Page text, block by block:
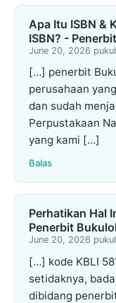
Apa Itu ISBN &
ISBN? -
June 20, 2026
[…] penerbit
perusahaan
dan sudah
Perpustakaan
yang kami […]
Balas
Perhatikan Hal
Penerbit
June 20, 2026
[…] kode KBLI
setidaknya,
dibidang